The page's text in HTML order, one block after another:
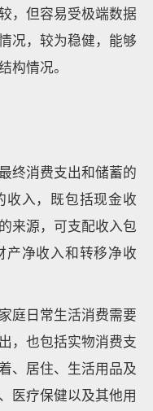
，但容易受极端数据
况，较为稳健，能够
构情况。
终消费支出和储蓄的
收入，既包括现金收
来源，可支配收入包
净收入和转移净收
庭日常生活消费需要
，也包括实物消费支
、居住、生活用品及
医疗保健以及其他用